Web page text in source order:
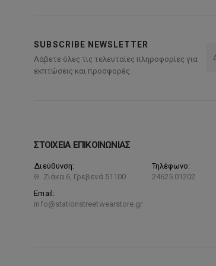
SUBSCRIBE NEWSLETTER
Λάβετε όλες τις τελευταίες πληροφορίες για
εκπτώσεις και προσφορές.
ΣΤΟΙΧΕΙΑ ΕΠΙΚΟΙΝΩΝΙΑΣ
Διεύθυνση:
Θ. Ζιάκα 6, Γρεβενά 51100
Τηλέφωνο:
24625 01202
Email:
info@stationstreetwearstore.gr